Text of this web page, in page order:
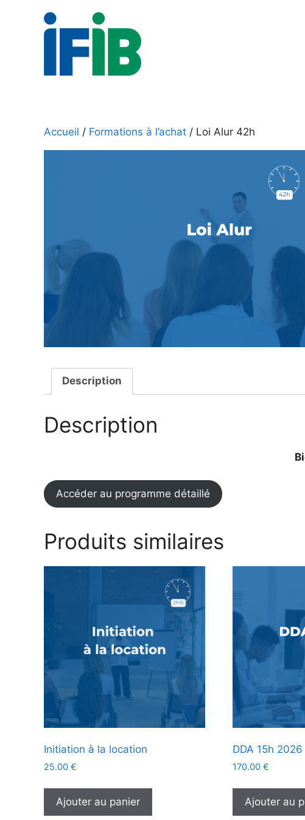
Accueil / Formations à l’achat / Loi Alur 42h
Description
Description
Accéder au programme détaillé
Produits similaires
Initiation à la location
25.00 €
Ajouter au panier
DDA 15h 2026
170.00€
Ajouter au